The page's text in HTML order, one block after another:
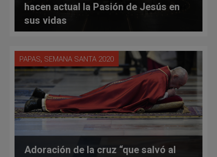
hacen actual la Pasión de Jesús en
sus vidas
PAPAS, SEMANA SANTA 2020
Adoración de la cruz “que salvó al